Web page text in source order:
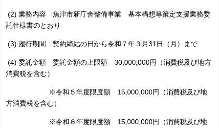
(2) 業務内容 魚津市新庁舎整備事業 基本構想等策定支援業務委
託仕様書のとおり
(3) 履行期間 契約締結の日から令和７年３月31日（月）まで
(4) 委託金額 委託金額の上限額 30,000,000円（消費税及び地方
消費税を含む）
※令和５年度限度額 15,000,000円（消費税及び地
方消費税を含む）
※令和６年度限度額 15,000,000円（消費税及び地